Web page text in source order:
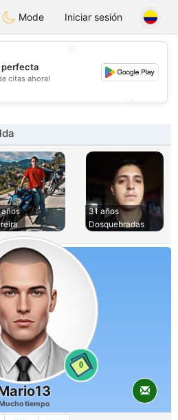
olombiaCitas
Mode Iniciar sesión
perfecta
citas ahora!
31 años
Dosquebradas
0
tiempo